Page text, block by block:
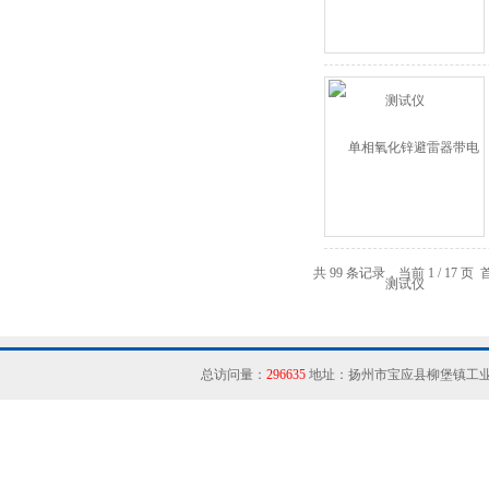
共 99 条记录，当前 1 / 17 页
总访问量： 296635 地址：扬州市宝应县柳堡镇工